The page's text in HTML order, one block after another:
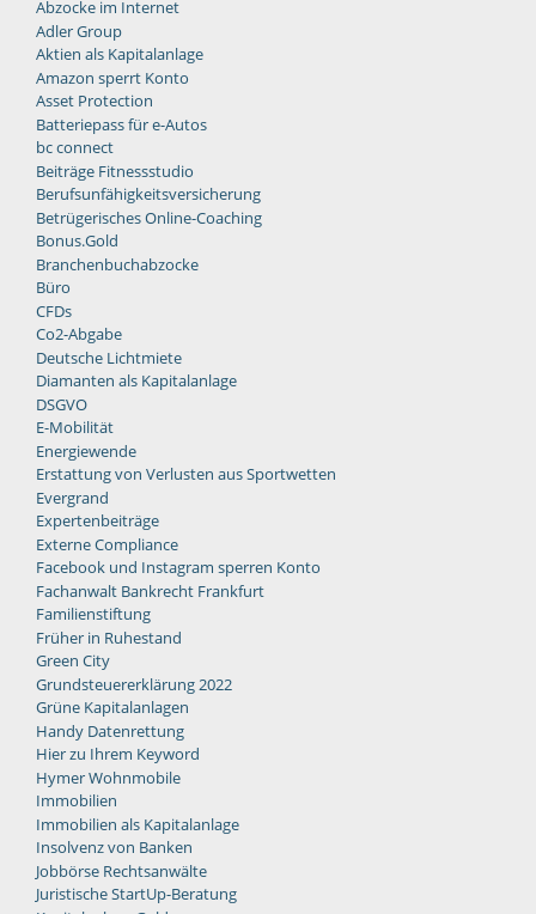
Abzocke im Internet
Adler Group
Aktien als Kapitalanlage
Amazon sperrt Konto
Asset Protection
Batteriepass für e-Autos
bc connect
Beiträge Fitnessstudio
Berufsunfähigkeitsversicherung
Betrügerisches Online-Coaching
Bonus.Gold
Branchenbuchabzocke
Büro
CFDs
Co2-Abgabe
Deutsche Lichtmiete
Diamanten als Kapitalanlage
DSGVO
E-Mobilität
Energiewende
Erstattung von Verlusten aus Sportwetten
Evergrand
Expertenbeiträge
Externe Compliance
Facebook und Instagram sperren Konto
Fachanwalt Bankrecht Frankfurt
Familienstiftung
Früher in Ruhestand
Green City
Grundsteuererklärung 2022
Grüne Kapitalanlagen
Handy Datenrettung
Hier zu Ihrem Keyword
Hymer Wohnmobile
Immobilien
Immobilien als Kapitalanlage
Insolvenz von Banken
Jobbörse Rechtsanwälte
Juristische StartUp-Beratung